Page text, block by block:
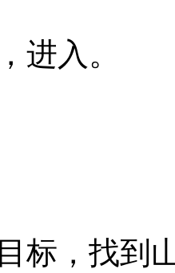
进入。
标，找到